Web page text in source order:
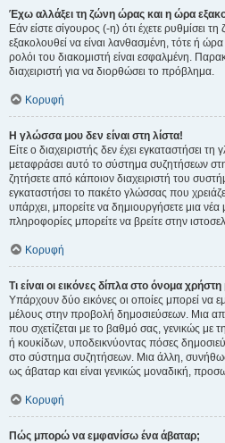
Έχω αλλάξει τη ζώνη ώρας και η ώρα
Εάν είστε σίγουρος (-η) ότι έχετε ρυθμίσει
εξακολουθεί να είναι λανθασμένη, τότε ή
ρολόι του διακομιστή είναι εσφαλμένη.
διαχειριστή για να διορθώσει το πρόβλημα.
Κορυφή
Η γλώσσα μου δεν είναι στη λίστα!
Είτε ο διαχειριστής δεν έχει εγκαταστήσει
μεταφράσει αυτό το σύστημα συζητήσεων
ζητήσετε από κάποιον διαχειριστή του
εγκαταστήσει το πακέτο γλώσσας που
υπάρχει, μπορείτε να δημιουργήσετε μια
πληροφορίες μπορείτε να βρείτε στην
Κορυφή
Τι είναι οι εικόνες δίπλα στο όνομα
Υπάρχουν δύο εικόνες οι οποίες μπορεί να
μέλους στην προβολή δημοσιεύσεων. Μια
που σχετίζεται με το βαθμό σας, γενικώς
ή κουκίδων, υποδεικνύοντας πόσες
στο σύστημα συζητήσεων. Μια άλλη,
ως άβαταρ και είναι γενικώς μοναδική,
Κορυφή
Πώς μπορώ να εμφανίσω ένα άβαταρ;